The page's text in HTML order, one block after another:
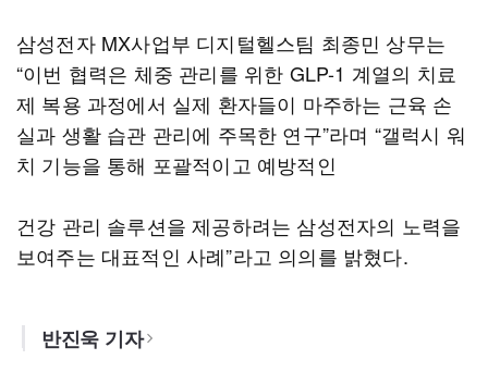
삼성전자 MX사업부 디지털헬스팀 최종민 상무는
“이번 협력은 체중 관리를 위한 GLP-1 계열의 치료
제 복용 과정에서 실제 환자들이 마주하는 근육 손
실과 생활 습관 관리에 주목한 연구”라며 “갤럭시 워
치 기능을 통해 포괄적이고 예방적인
건강 관리 솔루션을 제공하려는 삼성전자의 노력을
보여주는 대표적인 사례”라고 의의를 밝혔다.
반진욱 기자